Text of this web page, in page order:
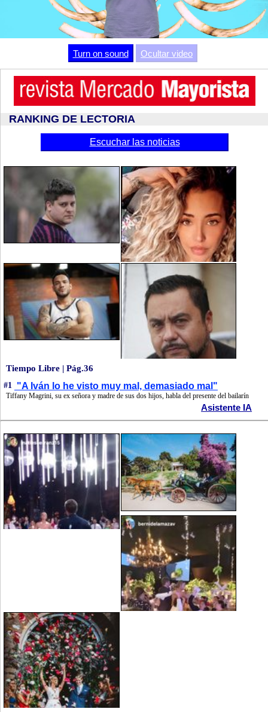
Turn on sound Ocultar video
RANKING DE LECTORIA
Escuchar las noticias
Tiempo Libre | Pág.36
#1 "A Iván lo he visto muy mal, demasiado mal"
Tiffany Magrini, su ex señora y madre de sus dos hijos, habla del presente del bailarín
Asistente IA